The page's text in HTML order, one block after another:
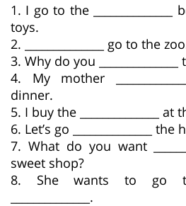
1. I go to the
toys.
2. ______________ go to the
3. Why do you
4. My mother
dinner.
5. I buy the ______________
6. Let’s go ______________
7. What do you want
sweet shop?
8. She wants to go
______________.